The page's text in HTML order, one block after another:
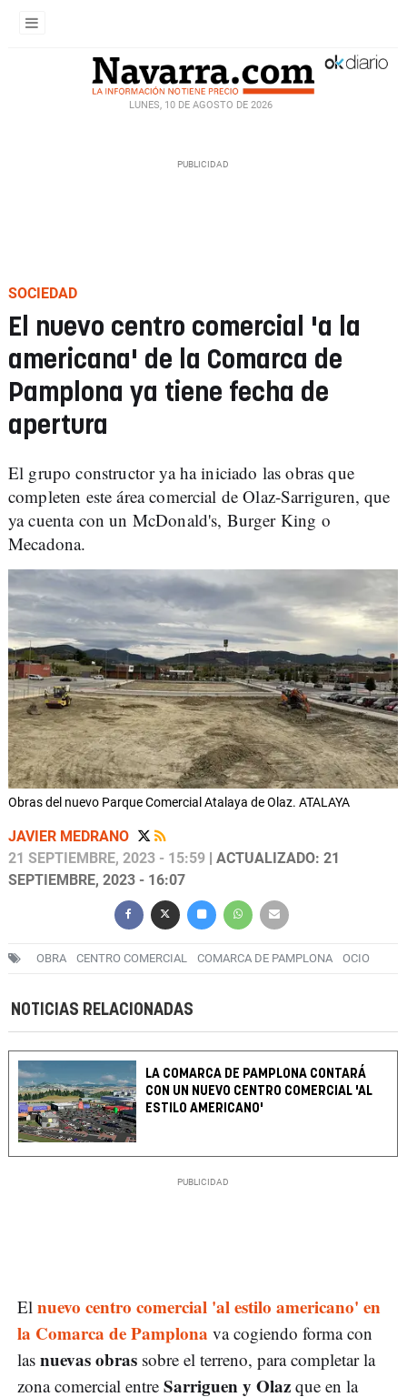
LUNES, 10 DE AGOSTO DE 2026
SOCIEDAD
El nuevo centro comercial 'a la
americana' de la Comarca de
Pamplona ya tiene fecha de
apertura
El grupo constructor ya ha iniciado las obras que
completen este área comercial de Olaz-Sarriguren, que
ya cuenta con un McDonald's, Burger King o
Mecadona.
Obras del nuevo Parque Comercial Atalaya de Olaz. ATALAYA
JAVIER MEDRANO
21 SEPTIEMBRE, 2023 - 15:59 | ACTUALIZADO: 21
SEPTIEMBRE, 2023 - 16:07
OBRA CENTRO COMERCIAL COMARCA DE PAMPLONA OCIO
NOTICIAS RELACIONADAS
LA COMARCA DE PAMPLONA CONTARÁ
CON UN NUEVO CENTRO COMERCIAL 'AL
ESTILO AMERICANO'
El nuevo centro comercial 'al estilo americano' en
la Comarca de Pamplona va cogiendo forma con
las nuevas obras sobre el terreno, para completar la
zona comercial entre Sarriguen y Olaz que en la